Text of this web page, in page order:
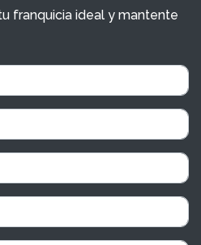
franquicia ideal y mantente